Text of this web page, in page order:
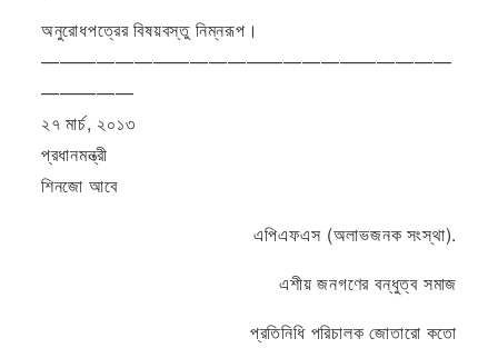
অনুরোধপত্রের বিষয়বস্তু নিম্নরূপ।
——————————————————————
—————
২৭ মার্চ, ২০১৩
প্রধানমন্ত্রী
শিনজো আবে
এপিএফএস (অলাভজনক সংস্থা).
এশীয় জনগণের বন্ধুত্ব সমাজ
প্রতিনিধি পরিচালক জোতারো কতো